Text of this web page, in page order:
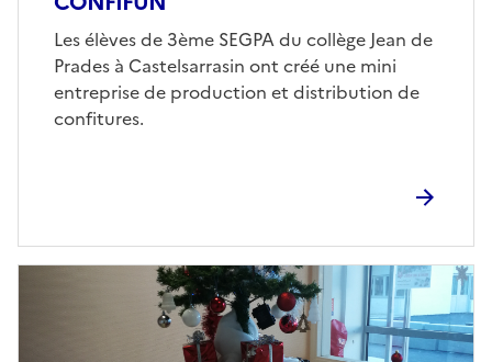
Les élèves de 3ème SEGPA du collège Jean de
Prades à Castelsarrasin ont créé une mini
entreprise de production et distribution de
confitures.